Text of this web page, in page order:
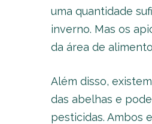
uma quantidade
inverno. Mas os
da área de
Além disso,
das abelhas e
pesticidas. Ambos